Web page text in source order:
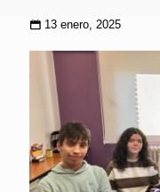
13 enero, 2025